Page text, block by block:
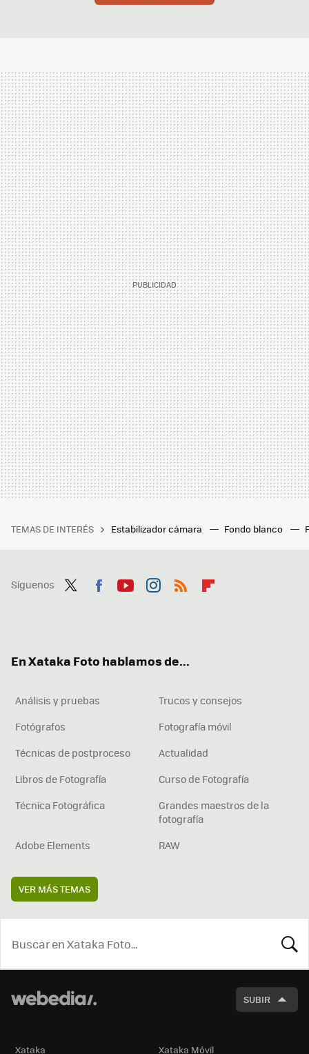
TEMAS DE INTERÉS Estabilizador cámara Fondo blanco
Síguenos
En Xataka Foto hablamos de...
Análisis y pruebas
Trucos y consejos
Fotógrafos
Fotografía móvil
Técnicas de postproceso
Actualidad
Libros de Fotografía
Curso de Fotografía
Técnica Fotográfica
Grandes maestros de la
fotografía
Adobe Elements
RAW
VER MÁS TEMAS
SUBIR
Xataka Xataka Móvil